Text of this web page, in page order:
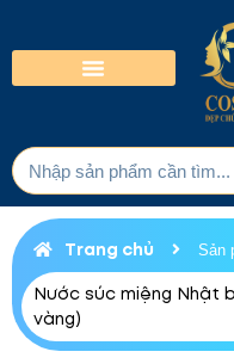
Trang chủ Sản
Nước súc miệng Nhật
vàng)